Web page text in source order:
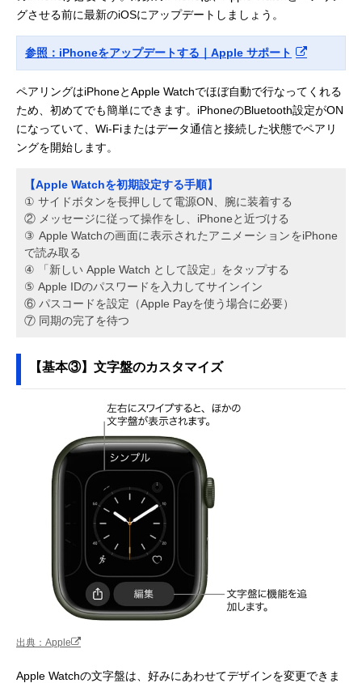
グさせる前に最新のiOSにアップデートしましょう。
参照：iPhoneをアップデートする｜Apple サポート
ペアリングはiPhoneとApple Watchでほぼ自動で行なってくれる
ため、初めてでも簡単にできます。iPhoneのBluetooth設定がON
になっていて、Wi-Fiまたはデータ通信と接続した状態でペアリ
ングを開始します。
【Apple Watchを初期設定する手順】
① サイドボタンを長押しして電源ON、腕に装着する
② メッセージに従って操作をし、iPhoneと近づける
③ Apple Watchの画面に表示されたアニメーションをiPhone
で読み取る
④ 「新しい Apple Watch として設定」をタップする
⑤ Apple IDのパスワードを入力してサインイン
⑥ パスコードを設定（Apple Payを使う場合に必要）
⑦ 同期の完了を待つ
【基本③】文字盤のカスタマイズ
出典：Apple
Apple Watchの文字盤は、好みにあわせてデザインを変更できま